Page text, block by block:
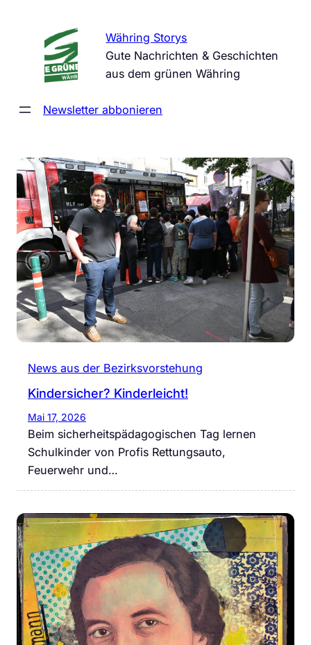
springen
Währing Storys
Gute Nachrichten & Geschichten
aus dem grünen Währing
Newsletter abbonieren
News aus der Bezirksvorstehung
Kindersicher? Kinderleicht!
Mai 17, 2026
Beim sicherheitspädagogischen Tag lernen
Schulkinder von Profis Rettungsauto,
Feuerwehr und…